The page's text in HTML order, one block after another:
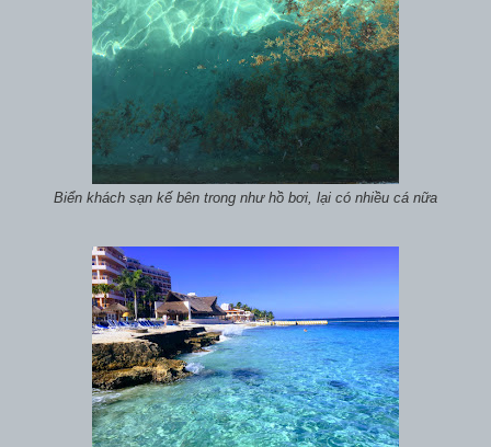
Biển khách sạn kế bên trong như hồ bơi, lại có nhiều cá nữa